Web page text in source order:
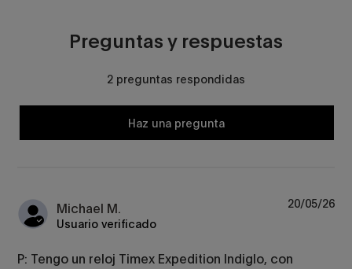
Preguntas y respuestas
2 preguntas respondidas
Haz una pregunta
Michael M.
Usuario verificado
P: Tengo un reloj Timex Expedition Indiglo, con
20/05/26